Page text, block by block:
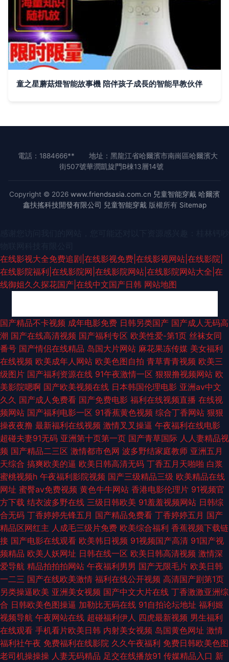
童之星蘑菇燈智能故事機 陪伴孩子成長的智能早教伙伴
電話：1884666**
地址：黑龍江省哈爾濱市南崗區哈爾濱大
街507號華潤凱旋門B棟13層14號
Copyright © 2026 www.friendsasia.com.cn 兒童智能穿戴 哈爾濱
鑫扶搖科技開發有限公司 兒童智能穿戴 版權所有 Sitemap
在线影视大全免费追剧|在线影视免费|在线影视网站|在线影院|
在线影院福利|在线影院网|在线影院网站|在线影院网站大全|在
线御姐久久探花国产|在线中文国产日韩 网站地图
欧美永久精品 东京热大轮奸 91深夜福利 屁屁影院网址 精东黄色视屏 91喷水
免费观看 国产熟女一区 日韩欧美国产成人 精品视频一二三 99热在线观看8
五月天91香蕉伊人 91免费观看网站入口 日韩成人一区 黄色激情五月天天 97
超碰熟女久久人人 欧美大片久久一级二级三级一区二区三区 亚洲天堂岛国三
级理论 欧美激倩网 国产色一区导航 91色综合 九0九九热视频 午夜久久 九一
是黄还是黄 国产欧美目韩成人综合 99淫色网 人人操人人看人人色 在线观看
免费小视频 欧美亚洲另类在线 国产伊人91 91极品探花高端 国产一区二区毛
片网站 色婷婷色香蕉 久久国产精品第二页 国产精品久久伊人 国产日韩
www麻豆 网友自拍肏屄 亚洲日韩久久网址 欧美日本国产综合 国产精品久久
做爱 91豆花网页短视频 www夜插射 日韩久久鲁 精品一午夜久久s污一 avtt
天堂资源 卖逼人妻九色蝌蚪av自拍人妻 亚欧影视在线 欧美大吊 福利社试看
一分钟 91爱在线视频 91传媒免费视频网站入口 91cn性爱 五月天美女性爱自
拍伊人男友 www香蕉av网 日本三区 激情五月区综合 91香蕉视频下载 欧美
日韩久久久 午夜寂寞福利院院 内射网站免费观看 国产精品免费专区 91黄现
国产精品不卡视频 成年电影免费 日韩另类国产 国产成人无码高
潮 国产在线高清视频 国产福利专区 欧美性爱-第1页 丝袜女同
番号 国产情侣在线精品 岛国大片网站 麻花果冻传媒 美女福利
在线视频 欧美成年人网站 欧美色图自拍 青草青青视频 欧美三
级图片 国产福利资源在线 91午夜激情一区 狠狠撸视频网站 欧
美影院嗯啊 国产欧美视频在线 日本韩国伦理电影 亚洲av中文
久久 国产成人免费看 国产免费电影 福利在线视频直播 在线视
频网站 国产福利电影一区 91香蕉黄色视频 综合丁香网站 狠狠
操夜夜撸 最新福利在线视频 激情叉叉操逼 午夜福利在线电影
超碰夫妻91无码 亚洲第十页第一页 国产青草国际 人人妻精品视
频 国产精品二三区 激情都市色网 波多野结家庭教师 亚洲五月
天综合 搞爽欧美的逼 欧美日韩高清无码 丁香五月天啪啪 白浆
蜜桃视频h 午夜福利影院视频 国产三级精品三级 欧美精品在线
网址 蜜臀av免费视频 黄色牛牛网站 香港电影伦理片 91视频官
方下载 结衣波多野在线 三级日韩欧美 91羞羞视频网站 日韩综
合无码 丁香婷婷先锋五月 国产精品免费看 丁香婷婷五月 国产
精品区网红主 人成毛三级片免费 欧美综合福利 香蕉视频下载链
接 国产电影在线观看 欧美韩日视频 91视频国产高清 91国产视
频精品 欧美人妖网址 日韩在线一区 欧美日韩高清视频 激情深
爱导航 精品拍拍拍网站 午夜福利男男 国产无限毛片 欧美日韩
一二三 国产在线欧美激情 福利在线公开视频 高清国产剧第1页
另类操逼欧美 亚洲美女视频 国产中文大片在线 丁香激激亚洲综
合 日韩欧美色图操逼 加勒比无码在线 91自拍论坛地址 福利姬
视频导航 午夜网站在线 超碰福利伊人 四虎最新视频 男生福利
在线观看 手机看片欧美日韩 内射美女视频 岛国黄色网址 激情
福利社午夜 免费福利在线影院 久久午夜福利 免费日韩欧美色图
老司机操操操 人妻无码精品 足交在线播放91 传媒精品入口 新